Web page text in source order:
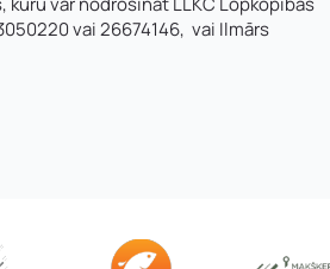
vai 26674146, vai Ilmārs
pieteikumu